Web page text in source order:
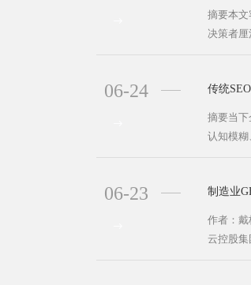
摘要本文
决策者厘
06-24 传统
摘要当下
认知模糊
06-23 制造业
作者：戴
云控股集